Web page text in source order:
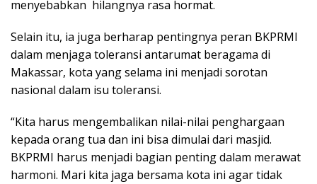
menyebabkan hilangnya rasa hormat.
Selain itu, ia juga berharap pentingnya peran BKPRMI
dalam menjaga toleransi antarumat beragama di
Makassar, kota yang selama ini menjadi sorotan
nasional dalam isu toleransi.
“Kita harus mengembalikan nilai-nilai penghargaan
kepada orang tua dan ini bisa dimulai dari masjid.
BKPRMI harus menjadi bagian penting dalam merawat
harmoni. Mari kita jaga bersama kota ini agar tidak